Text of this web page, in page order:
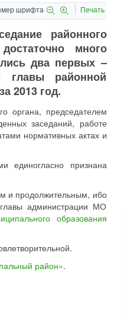
шрифта Печать
районного
много
два первых –
районной
2013 год.
органа, председателем
заседаний, работе
нормативных актах и
признана
и продолжительным, ибо
администрации МО
образования
район».